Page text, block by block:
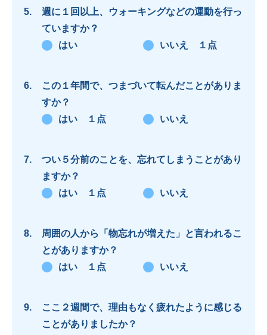
週に１回以上、ウォーキングなどの運動を行っ
ていますか？
はい
いいえ １点
この１年間で、つまづいて転んだことがありま
すか？
はい １点
いいえ
つい５分前のことを、忘れてしまうことがあり
ますか？
はい １点
いいえ
周囲の人から「物忘れが増えた」と言われるこ
とがありますか？
はい １点
いいえ
ここ２週間で、理由もなく疲れたように感じる
ことがありましたか？